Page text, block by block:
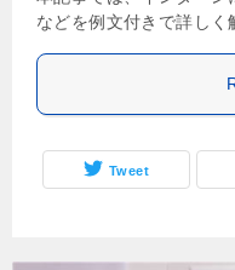
などを例文付きで詳し
Tweet